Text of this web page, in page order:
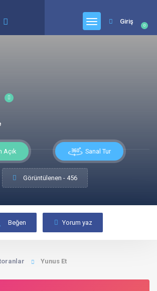
0
Giriş
Açık Sanal Tur
Görüntülenen - 456
Beğen Yorum yaz
Yunus Et